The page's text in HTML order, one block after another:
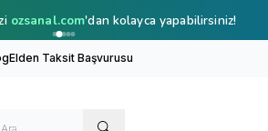
ozsanal.com'dan kolayca yapabilirsiniz!
Elden Taksit Başvurusu